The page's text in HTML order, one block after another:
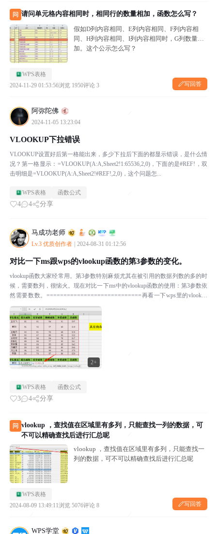
问 请问单元格内容相同时，相同行的数量相加，函数怎么写？
假如D列内容相同、E列内容相同、F列内容相
同、H列内容相同、I列内容相同时，G列数量相
加。这个公示怎么写？
WPS表格
2024-11-29 01:53:56浏览 1950评论 3 写回答
阿弥陀佛
2024-11-05 13:23:04
VLOOKUP下拉错误
VLOOKUP设置好后第一格能出来，多少下拉后下面的都显示错误，是什么情
况？第一格显示：=VLOOKUP(A:A,Sheet2!1:65536,2,0)，下面的是#REF!，双
击明细是=VLOOKUP(A:A,Sheet2!#REF!,2,0)，这个问题怎...
WPS表格 函数公式
4 4 分享
马成功老师
Lv.3 优质创作者 2024-08-31 01:12:56
2+
对比一下ms跟wps的vlookup函数的第3参数的变化。
vlookup函数大家经常用。第3参数特别麻烦尤其在被引用的数据列数的多的时
候，需要数列，很恼火。现在对比一下ms中的vlookup函数的使用：第3参数依
然需要数数。============================再看一下wps里的vlookup
函...
WPS表格 函数公式
3 4 分享
问 vlookup ，查找值在区域里有多列，只能查找一列的数据，可
不可以精确查找后进行汇总呢
vlookup ，查找值在区域里有多列，只能查找一
列的数据，可不可以精确查找后进行汇总呢
WPS表格
2024-08-09 13:49:11浏览 5076评论 8 写回答
WPS学堂